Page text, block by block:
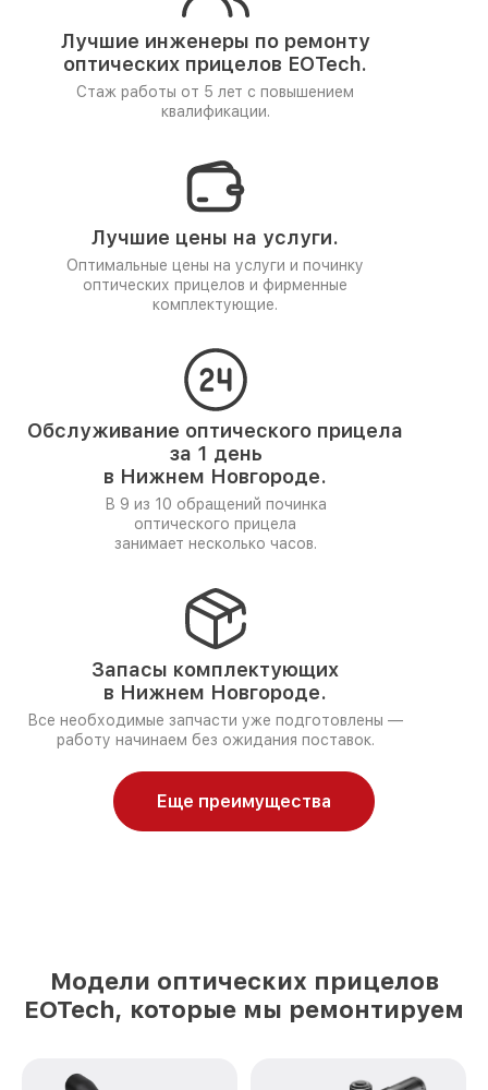
Лучшие инженеры по ремонту
оптических прицелов EOTech.
Стаж работы от 5 лет с повышением
квалификации.
Лучшие цены на услуги.
Оптимальные цены на услуги и починку
оптических прицелов и фирменные
комплектующие.
Обслуживание оптического прицела
за 1 день
в Нижнем Новгороде.
В 9 из 10 обращений починка
оптического прицела
занимает несколько часов.
Запасы комплектующих
в Нижнем Новгороде.
Все необходимые запчасти уже подготовлены —
работу начинаем без ожидания поставок.
Еще преимущества
Модели оптических прицелов
EOTech, которые мы ремонтируем